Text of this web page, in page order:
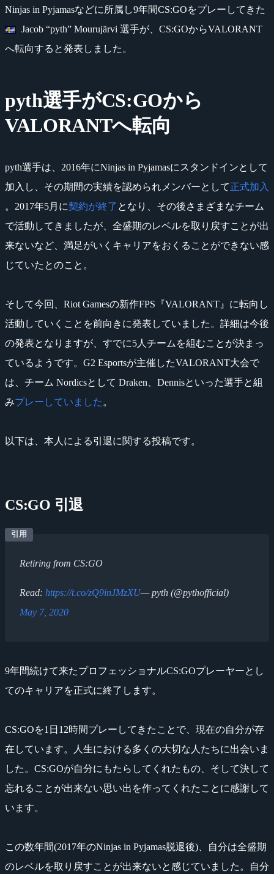
Ninjas in Pyjamasなどに所属し9年間CS:GOをプレーしてきた
Jacob “pyth” Mourujärvi 選手が、CS:GOからVALORANT
へ転向すると発表しました。
pyth選手がCS:GOから
VALORANTへ転向
pyth選手は、2016年にNinjas in Pyjamasにスタンドインとして
加入し、その期間の実績を認められメンバーとして正式加入
。2017年5月に契約が終了 となり、その後さまざまなチーム
で活動してきましたが、全盛期のレベルを取り戻すことが出
来ないなど、満足がいくキャリアをおくることができない感
じていたとのこと。
そして今回、Riot Gamesの新作FPS『VALORANT』に転向し
活動していくことを前向きに発表していました。詳細は今後
の発表となりますが、すでに5人チームを組むことが決まっ
ているようです。G2 Esportsが主催したVALORANT大会で
は、チーム Nordicsとして Draken、Dennisといった選手と組
みプレーしていました 。
以下は、本人による引退に関する投稿です。
CS:GO 引退
Retiring from CS:GO
Read: https://t.co/zQ9inJMzXU— pyth (@pythofficial)
May 7, 2020
9年間続けて来たプロフェッショナルCS:GOプレーヤーとし
てのキャリアを正式に終了します。
CS:GOを1日12時間プレーしてきたことで、現在の自分が存
在しています。人生における多くの大切な人たちに出会いま
した。CS:GOが自分にもたらしてくれたもの、そして決して
忘れることが出来ない思い出を作ってくれたことに感謝して
います。
この数年間(2017年のNinjas in Pyjamas脱退後)、自分は全盛期
のレベルを取り戻すことが出来ないと感じていました。自分